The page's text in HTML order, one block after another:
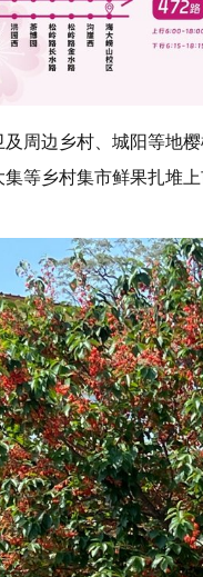
周边乡村、城阳等地
等乡村集市鲜果扎堆